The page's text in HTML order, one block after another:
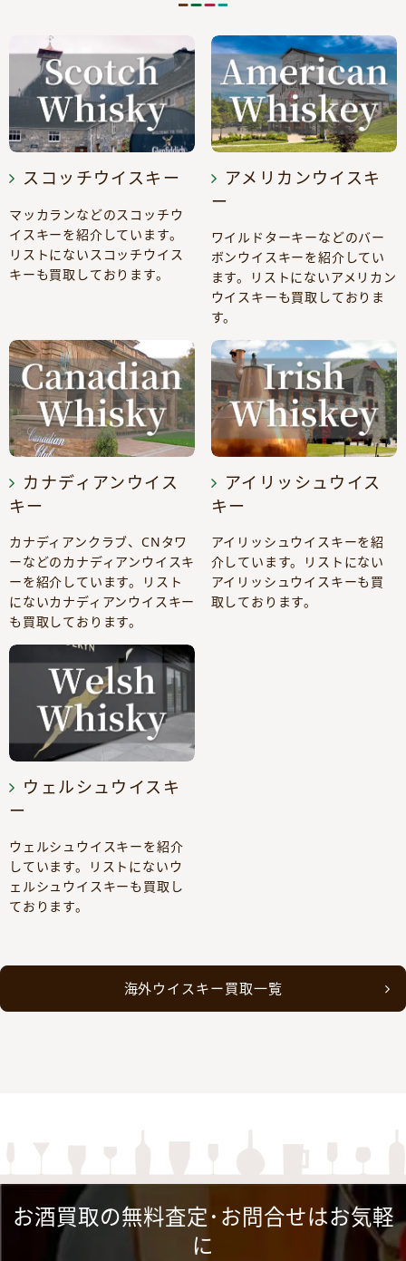
スコッチウイスキー
マッカランなどのスコッチウ
イスキーを紹介しています。
リストにないスコッチウイス
キーも買取しております。
アメリカンウイスキ
ー
ワイルドターキーなどのバー
ボンウイスキーを紹介してい
ます。リストにないアメリカン
ウイスキーも買取しておりま
す。
カナディアンウイス
キー
カナディアンクラブ、CNタワ
ーなどのカナディアンウイスキ
ーを紹介しています。リスト
にないカナディアンウイスキー
も買取しております。
アイリッシュウイス
キー
アイリッシュウイスキーを紹
介しています。リストにない
アイリッシュウイスキーも買
取しております。
ウェルシュウイスキ
ー
ウェルシュウイスキーを紹介
しています。リストにないウ
ェルシュウイスキーも買取し
ております。
海外ウイスキー買取一覧
お酒買取の無料査定･お問合せはお気軽
に